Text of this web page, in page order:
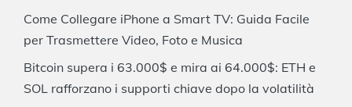
Come Collegare iPhone a Smart TV: Guida Facile
per Trasmettere Video, Foto e Musica
Bitcoin supera i 63.000$ e mira ai 64.000$: ETH e
SOL rafforzano i supporti chiave dopo la volatilità